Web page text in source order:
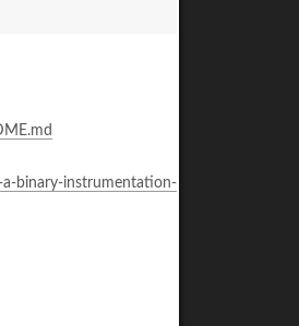
binary-instrumentation-